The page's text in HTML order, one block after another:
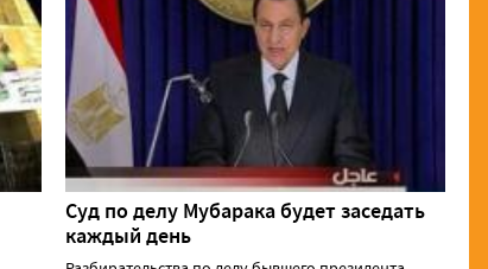
Суд по делу Мубарака будет заседать
каждый день